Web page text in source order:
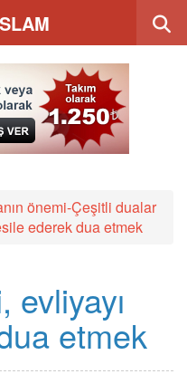
önemi-Çeşitli dualar
ederek dua etmek
evliyayı
etmek